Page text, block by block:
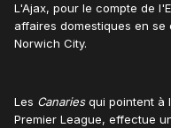
L'Ajax, pour le compte de
affaires domestiques en
Norwich City.
Les Canariesqui pointent à
Premier League, effectue